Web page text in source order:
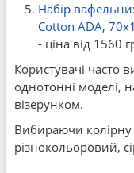
Набір
Cotton ADA,
- ціна від 1560
Користувачі часто
однотонні моделі,
візерунком.
Вибираючи колірну
різнокольоровий,